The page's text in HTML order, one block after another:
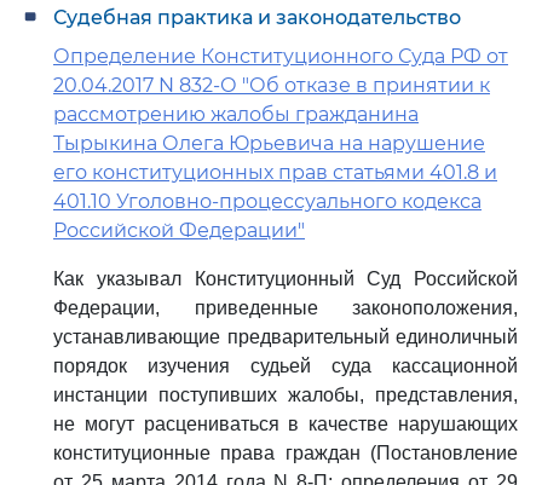
Судебная практика и законодательство
Определение Конституционного Суда РФ от
20.04.2017 N 832-О "Об отказе в принятии к
рассмотрению жалобы гражданина
Тырыкина Олега Юрьевича на нарушение
его конституционных прав статьями 401.8 и
401.10 Уголовно-процессуального кодекса
Российской Федерации"
Как указывал Конституционный Суд Российской
Федерации, приведенные законоположения,
устанавливающие предварительный единоличный
порядок изучения судьей суда кассационной
инстанции поступивших жалобы, представления,
не могут расцениваться в качестве нарушающих
конституционные права граждан (Постановление